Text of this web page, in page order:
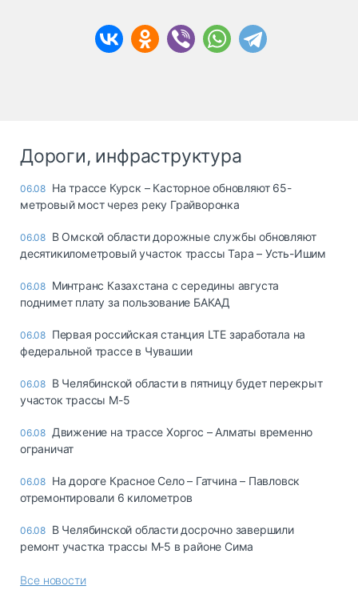
Дороги, инфраструктура
06.08 На трассе Курск – Касторное обновляют 65-
метровый мост через реку Грайворонка
06.08 В Омской области дорожные службы обновляют
десятикилометровый участок трассы Тара – Усть-Ишим
06.08 Минтранс Казахстана с середины августа
поднимет плату за пользование БАКАД
06.08 Первая российская станция LTE заработала на
федеральной трассе в Чувашии
06.08 В Челябинской области в пятницу будет перекрыт
участок трассы М-5
06.08 Движение на трассе Хоргос – Алматы временно
ограничат
06.08 На дороге Красное Село – Гатчина – Павловск
отремонтировали 6 километров
06.08 В Челябинской области досрочно завершили
ремонт участка трассы М‑5 в районе Сима
Все новости